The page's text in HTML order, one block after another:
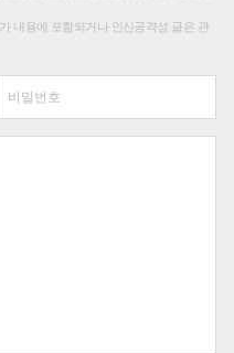
내용에 포함되거나 인신공격성 글은 관